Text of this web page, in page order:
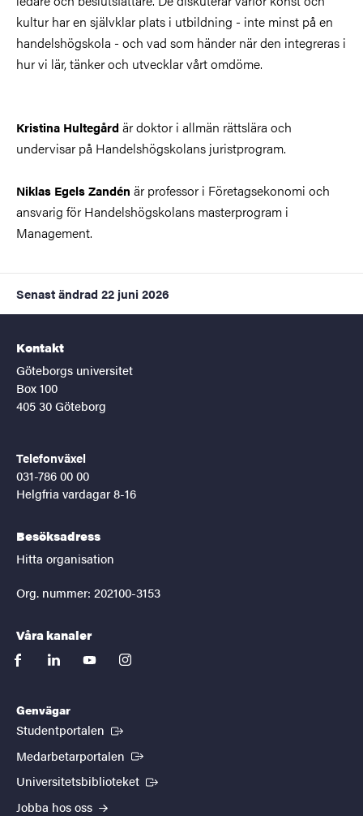
kultur har en självklar plats i utbildning - inte minst på en
handelshögskola - och vad som händer när den integreras i
hur vi lär, tänker och utvecklar vårt omdöme.
Kristina Hultegård är doktor i allmän rättslära och
undervisar på Handelshögskolans juristprogram.
Niklas Egels Zandén är professor i Företagsekonomi och
ansvarig för Handelshögskolans masterprogram i
Management.
Senast ändrad 22 juni 2026
Kontakt
Göteborgs universitet
Box 100
405 30 Göteborg
Telefonväxel
031-786 00 00
Helgfria vardagar 8-16
Besöksadress
Hitta organisation
Org. nummer: 202100-3153
Våra kanaler
facebooklinkedinyoutubeinstagram
Genvägar
Studentportalen (Extern länk)
Medarbetarportalen (Extern länk)
Universitetsbiblioteket (Extern länk)
Jobba hos oss